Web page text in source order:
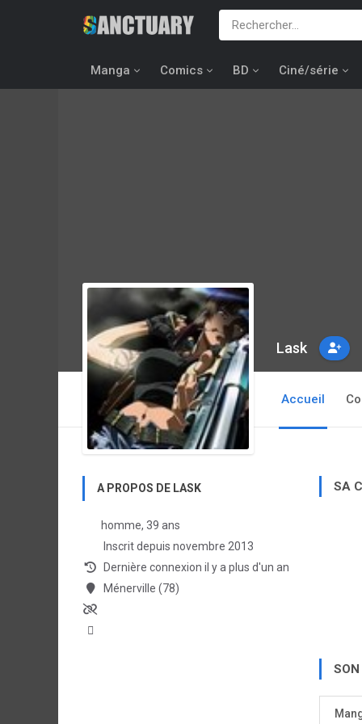
Manga Comics BD Ciné/série
Lask
Accueil
A PROPOS DE LASK
homme, 39 ans
Inscrit depuis novembre 2013
Dernière connexion il y a plus d'un an
Ménerville (78)
SA